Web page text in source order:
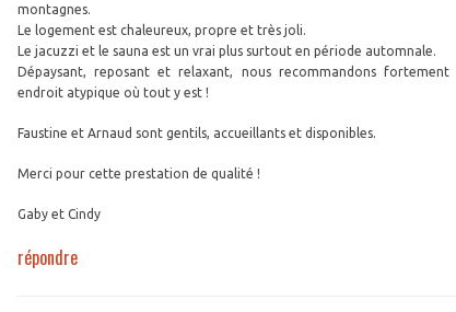
montagnes.
Le logement est chaleureux, propre et très joli.
Le jacuzzi et le sauna est un vrai plus surtout en période automnale.
Dépaysant, reposant et relaxant, nous recommandons fortement
endroit atypique où tout y est !
Faustine et Arnaud sont gentils, accueillants et disponibles.
Merci pour cette prestation de qualité !
Gaby et Cindy
répondre